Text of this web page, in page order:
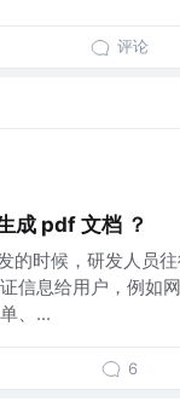
评论
成 pdf 文档 ？
的时候，研发人员
信息给用户，例如
、...
6